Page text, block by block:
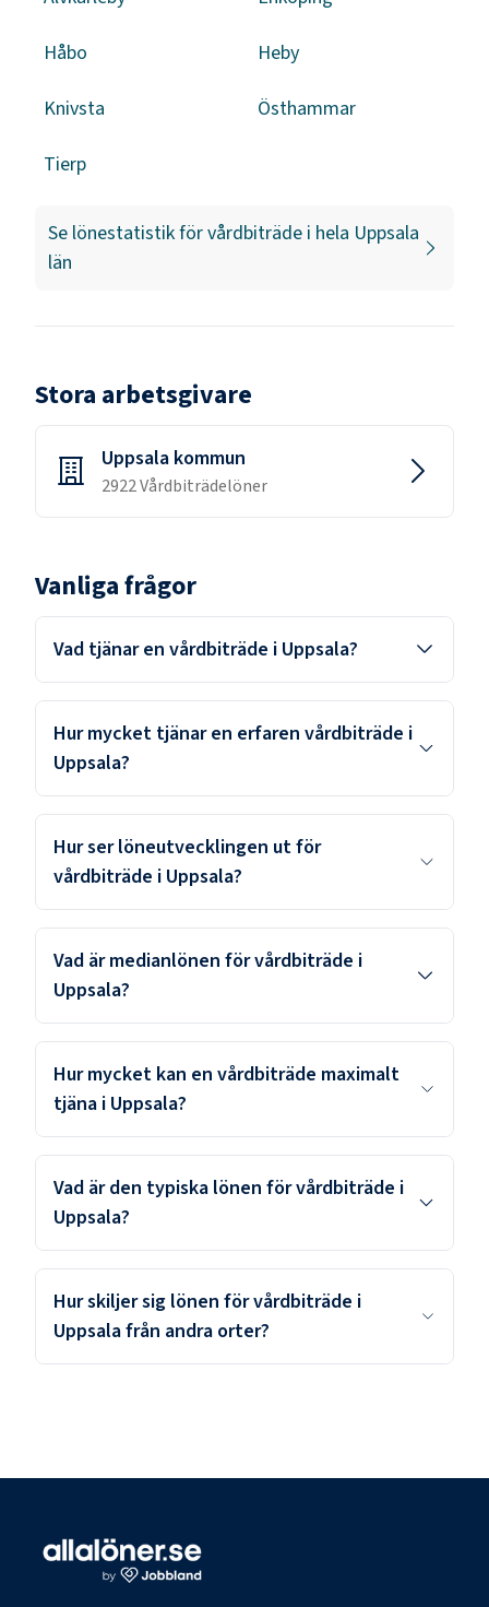
Håbo Heby
Knivsta Östhammar
Tierp
Se lönestatistik förvårdbiträde i hela Uppsala
län
Stora arbetsgivare
Uppsala kommun
2922Vårdbiträdelöner
Vanliga frågor
Vad tjänar en vårdbiträde i Uppsala?
Hur mycket tjänar en erfaren vårdbiträde i
Uppsala?
Hur ser löneutvecklingen ut för
vårdbiträde i Uppsala?
Vad är medianlönen för vårdbiträde i
Uppsala?
Hur mycket kan en vårdbiträde maximalt
tjäna i Uppsala?
Vad är den typiska lönen för vårdbiträde i
Uppsala?
Hur skiljer sig lönen för vårdbiträde i
Uppsala från andra orter?